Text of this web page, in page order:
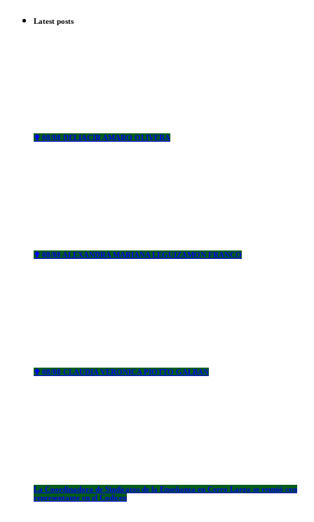
Latest posts
✟ 08/08 DELIACIR AMARO OLIVERA
✟ 08/08 ALEXANDRA MARIANA LEGUIZAMON FRANCO
✟ 08/08 CLAUDIA VERONICA PIOTTO GALBAN
La Coordinadora de Sindicatos de la Enseñanza en Cerro Largo se reunió con
representante en el Codicen